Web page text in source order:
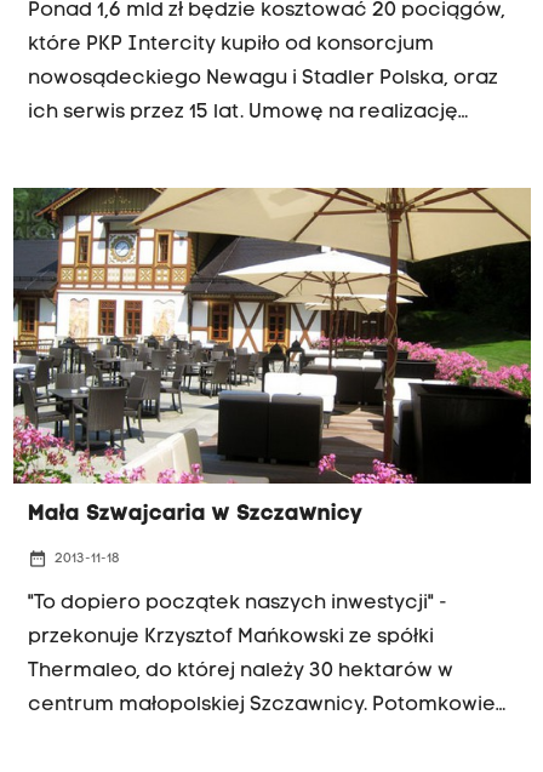
Ponad 1,6 mld zł będzie kosztować 20 pociągów,
które PKP Intercity kupiło od konsorcjum
nowosądeckiego Newagu i Stadler Polska, oraz
ich serwis przez 15 lat. Umowę na realizację
gotowe w 2015 r.
Mała Szwajcaria w Szczawnicy
date_range 2013-11-18
"To dopiero początek naszych inwestycji" -
przekonuje Krzysztof Mańkowski ze spółki
Thermaleo, do której należy 30 hektarów w
centrum małopolskiej Szczawnicy. Potomkowie